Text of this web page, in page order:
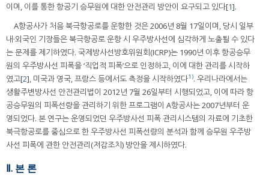
이며, 이를 통한 항공기 승무원에 대한 안전관리 방안이 요구되고 있다[1].
A항공사가 처음 북극항공로를 운항한 것은 2006년 8월 17일이며, 당시 일부
내·외국인 기장들은 북극항공로 운항 시 우주방사선에 심각하게 노출될 수 있다
는 문제를 제기하였다. 국제방사선방호위원회(ICRP)는 1990년 이후 항공승무
원의 우주방사선 피폭을 ‘직업적 피폭’으로 인정하고, 이에 대한 관리를 시작하
였고[2], 미국과 영국, 프랑스 등에서도 측정을 시작하였다1). 우리나라에서는
생활주변방사선 안전관리법이 2012년 7월 26일부터 시행되었고, 이에 따라 항
공승무원의 피폭선량을 관리하기 위한 프로그램이 A항공사는 2007년부터 운
영되었다. 본 연구는 운영되었던 우주방사선 피폭 관리시스템의 자료에 기초한
북극항공로를 중심으로 한 우주방사선 피폭선량의 분석과 함께 승무원 우주방
사선 피폭에 관한 안전관리(저감조치) 방안을 제시하였다.
Ⅱ. 본 론